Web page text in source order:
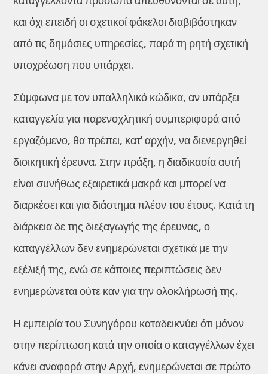
και όχι επειδή οι σχετικοί φάκελοι διαβιβάστηκαν
από τις δημόσιες υπηρεσίες, παρά τη ρητή σχετική
υποχρέωση που υπάρχει.
Σύμφωνα με τον υπαλληλικό κώδικα, αν υπάρξει
καταγγελία για παρενοχλητική συμπεριφορά από
εργαζόμενο, θα πρέπει, κατ’ αρχήν, να διενεργηθεί
διοικητική έρευνα. Στην πράξη, η διαδικασία αυτή
είναι συνήθως εξαιρετικά μακρά και μπορεί να
διαρκέσει και για διάστημα πλέον του έτους. Κατά τη
διάρκεια δε της διεξαγωγής της έρευνας, ο
καταγγέλλων δεν ενημερώνεται σχετικά με την
εξέλιξή της, ενώ σε κάποιες περιπτώσεις δεν
ενημερώνεται ούτε καν για την ολοκλήρωσή της.
Η εμπειρία του Συνηγόρου καταδεικνύει ότι μόνον
στην περίπτωση κατά την οποία ο καταγγέλλων έχει
κάνει αναφορά στην Αρχή, ενημερώνεται σε πρώτο